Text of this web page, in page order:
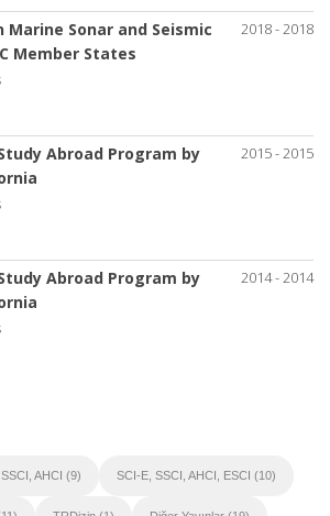
2018 - 2018
Marine Sonar and Seismic
Member States
2015 - 2015
Abroad Program by
2014 - 2014
Abroad Program by
AHCI (9) SCI-E, SSCI, AHCI, ESCI (10)